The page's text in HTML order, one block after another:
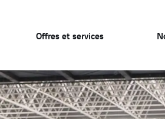
Offres et services